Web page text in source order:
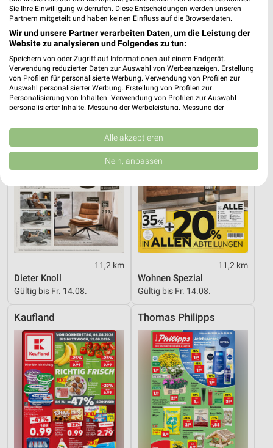
6,4 km
Angebote ab 03.08.
Noch heute gültig
51,4 km
Hesse
Noch heute gültig
XXXLutz
11,2 km
Dieter Knoll
Gültig bis Fr. 14.08.
XXXLutz
11,2 km
Wohnen Spezial
Gültig bis Fr. 14.08.
Kaufland Thomas Philipps
Sie Ihre Einwilligung widerrufen. Diese Entscheidungen werden unseren
Partnern mitgeteilt und haben keinen Einfluss auf die Browserdaten.
Wir und unsere Partner verarbeiten Daten, um die Leistung der
Website zu analysieren und Folgendes zu tun:
Speichern von oder Zugriff auf Informationen auf einem Endgerät.
Verwendung reduzierter Daten zur Auswahl von Werbeanzeigen. Erstellung
von Profilen für personalisierte Werbung. Verwendung von Profilen zur
Auswahl personalisierter Werbung. Erstellung von Profilen zur
Personalisierung von Inhalten. Verwendung von Profilen zur Auswahl
personalisierter Inhalte. Messung der Werbeleistung. Messung der
Kombinationen von Daten aus verschiedenen Quellen. Entwicklung und
Verbesserung der Angebote. Verwendung reduzierter Daten zur Auswahl
von Inhalten.
Daten können außerhalb der Europäischen Union weitergegeben und in die
USA gesendet werden.
Website/App.
Partnerliste anzeigen (1 IAB-Anbieter)
Wir nutzen Ihre Daten für folgende Zwecke:
IAB-Verarbeitungszwecke:
Speichern von oder Zugriff auf Informationen
auf einem Endgerät
Verwendung reduzierter Daten zur Auswahl von
Werbung
Verwendung von Profilen zur Auswahl
personalisierter Werbung
Erstellung von Profilen zur Personalisierung
von Inhalten
Verwendung von Profilen zur Auswahl
personalisierter Inhalte
Alle akzeptieren
Nein, anpassen